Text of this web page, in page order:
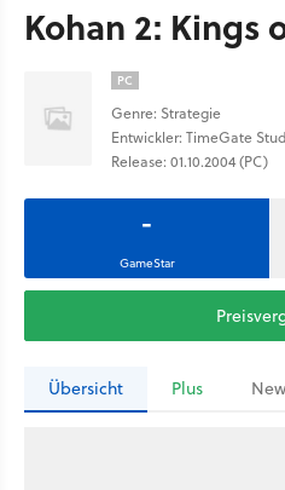
Kohan 2: Kings
PC
Genre: Strategie
Entwickler: TimeGate
Release: 01.10.2004 (PC)
-
GameStar
Übersicht Plus